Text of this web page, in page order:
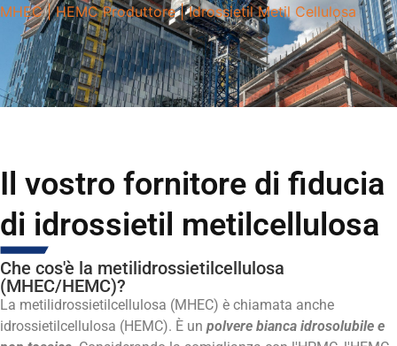
MHEC | HEMC Produttore | Idrossietil Metil Cellulosa
Il vostro fornitore di fiducia
di idrossietil metilcellulosa
Che cos'è la metilidrossietilcellulosa
(MHEC/HEMC)?
La metilidrossietilcellulosa (MHEC) è chiamata anche
idrossietilcellulosa (HEMC). È un polvere bianca idrosolubile e